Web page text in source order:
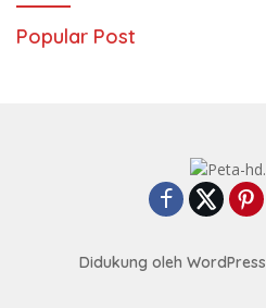
Popular Post
Didukung oleh WordPress